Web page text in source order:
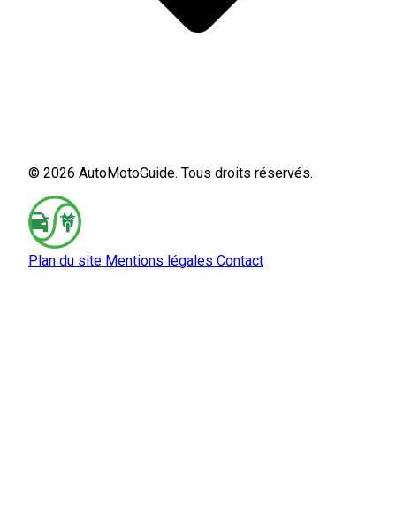
© 2026 AutoMotoGuide. Tous droits réservés.
Plan du site Mentions légales Contact